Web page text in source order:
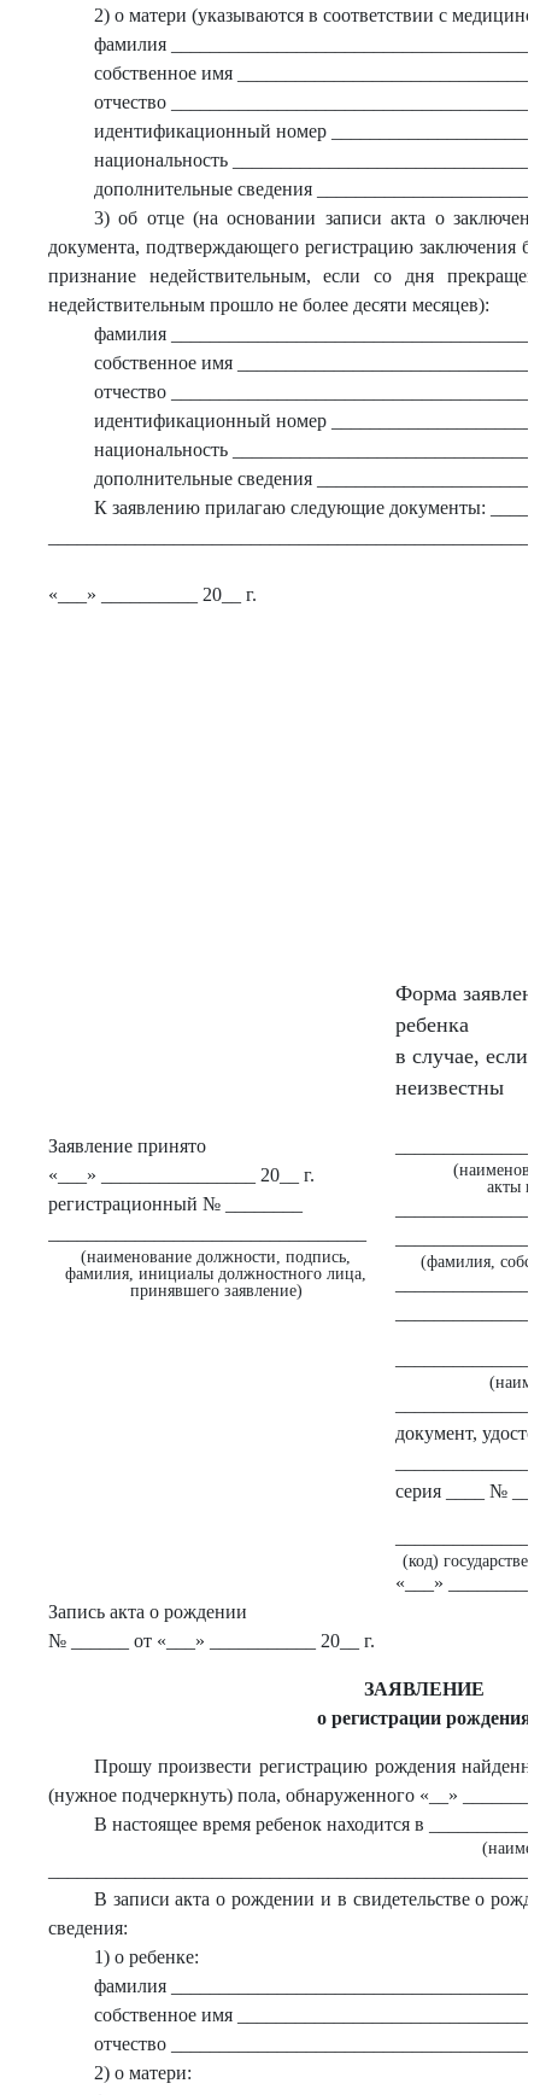
2) о матери (указываются в соответствии с
фамилия
собственное имя
отчество
идентификационный номер
национальность
дополнительные сведения
3) об отце (на основании записи акта о
документа, подтверждающего регистрацию заключения
признание недействительным, если со дня
недействительным прошло не более десяти месяцев):
фамилия
собственное имя
отчество
идентификационный номер
национальность
дополнительные сведения
К заявлению прилагаю следующие документы:
«___» __________ 20__ г.
Форма
ребенка
в случае, если
неизвестны
Заявление принято
«___» ________________ 20__ г.
регистрационный № ________
(наименование должности, подпись,
фамилия, инициалы должностного лица,
принявшего заявление)
акты
(фамилия,
документ,
серия ____ №
(код)
«___»
Запись акта о рождении
№ ______ от «___» ___________ 20__ г.
ЗАЯВЛЕНИЕ
о регистрации рождения
Прошу произвести регистрацию рождения
(нужное подчеркнуть) пола, обнаруженного «__»
В настоящее время ребенок находится в
В записи акта о рождении и в свидетельстве о
сведения:
1) о ребенке:
фамилия
собственное имя
отчество
2) о матери: